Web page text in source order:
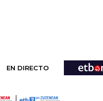
EN DIRECTO